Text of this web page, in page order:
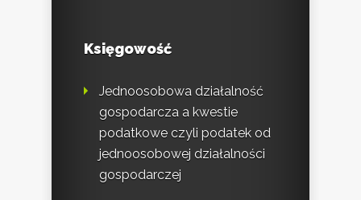
Księgowość
Jednoosobowa działalność
gospodarcza a kwestie
podatkowe czyli podatek od
jednoosobowej działalności
gospodarczej